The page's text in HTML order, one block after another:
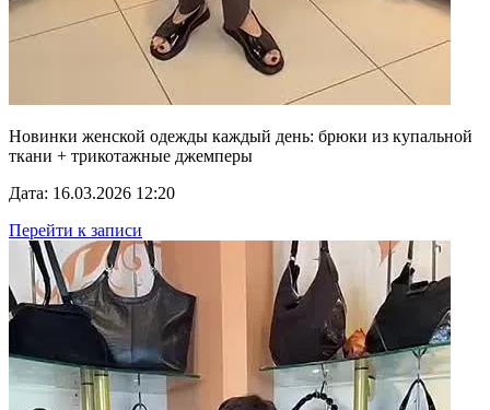
Новинки женской одежды каждый день: брюки из купальной
ткани + трикотажные джемперы
Дата: 16.03.2026 12:20
Перейти к записи